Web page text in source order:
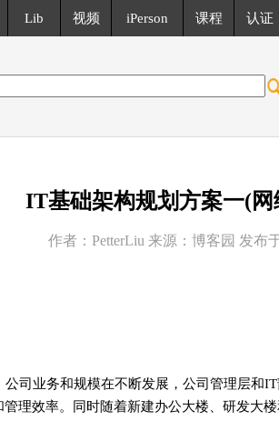
Lib 视频 iPerson 课程 认证
IT基础架构规划方案一(网
作者：PetterLiu 来源：博客园 发布
司业务和规模在不断发展，公司管理层和
理效率。同时随着新建办公大楼、研发大